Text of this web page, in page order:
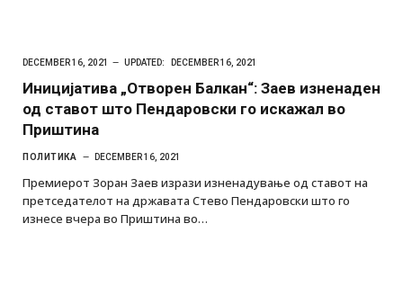
DECEMBER 16, 2021 UPDATED: DECEMBER 16, 2021
Иницијатива „Отворен Балкан“: Заев изненаден
од ставот што Пендаровски го искажал во
Приштина
ПОЛИТИКА DECEMBER 16, 2021
Премиерот Зоран Заев изрази изненадување од ставот на
претседателот на државата Стево Пендаровски што го
изнесе вчера во Приштина во…